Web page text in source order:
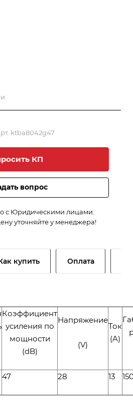
ktba8042g47
КП
вопрос
с Юридическими лицами.
уточняйте у менеджера!
купить Оплата
Коэффициент
усиления по
мощности
(dB)
Напряжение
(V)
Ток
(A)
47 28 13